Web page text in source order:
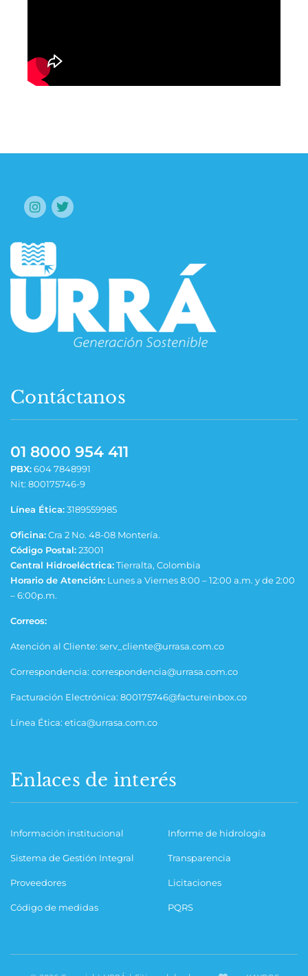
Contáctanos
01 8000 954 411
PBX:604 7848991
Nit: 800175746-9
Línea Ética:3189559985
Oficina:Cra 2 No. 48-08 Montería.
Código Postal:23001
Central Hidroeléctrica:Tierralta, Colombia
Horario de Atención: Lunes a Viernes 8:00 – 12:00 a.m. y de 2:00
– 6:00p.m.
Correos:
Atención al Cliente: serv_cliente@urrasa.com.co
Correspondencia: correspondencia@urrasa.com.co
Facturación Electrónica: 800175746@factureinbox.co
Línea Ética: etica@urrasa.com.co
Enlaces de interés
Información institucional Informe de hidrología
Sistema de Gestión Integral Transparencia
Proveedores Licitaciones
Código de medidas PQRS